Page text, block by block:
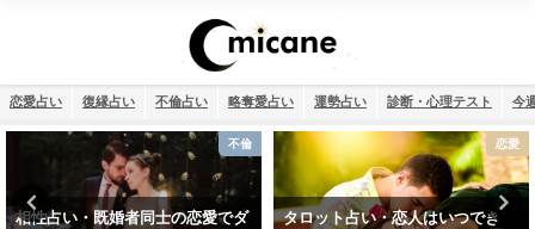
恋愛占い 復縁占い 不倫占い 略奪愛占い 運勢占い 診断・心理テスト 今
恋愛
タロット占い・恋人はいつでき
干支占い
干支占い2026年（令和8年）【十